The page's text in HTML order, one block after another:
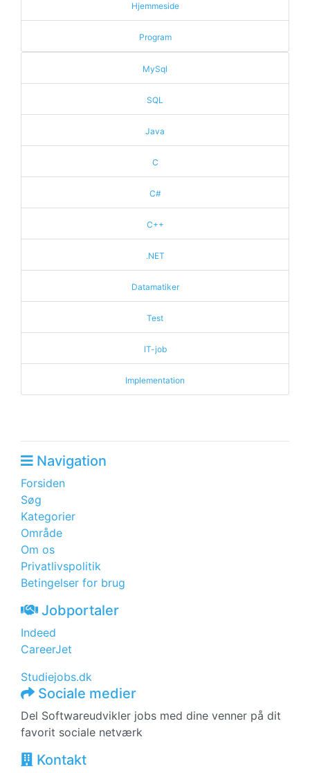
Hjemmeside
Program
MySql
SQL
Java
C
C#
C++
.NET
Datamatiker
Test
IT-job
Implementation
Navigation
Forsiden
Søg
Kategorier
Område
Om os
Privatlivspolitik
Betingelser for brug
Jobportaler
Indeed
CareerJet
Studiejobs.dk
Sociale medier
Del Softwareudvikler jobs med dine venner på dit
favorit sociale netværk
Kontakt